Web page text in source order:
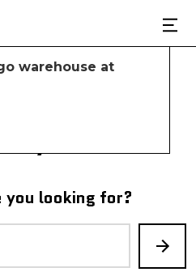
warehouse at
looking for?